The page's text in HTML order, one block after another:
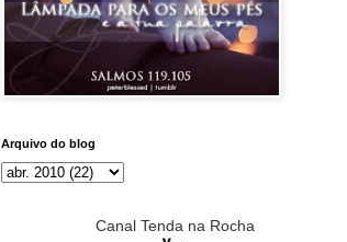
Arquivo do blog
Canal Tenda na Rocha